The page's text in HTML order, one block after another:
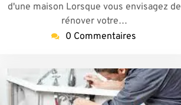
d'une maison Lorsque vous envisagez de
rénover votre…
0 Commentaires